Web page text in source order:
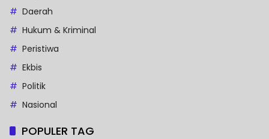
Daerah
Hukum & Kriminal
Peristiwa
Ekbis
Politik
Nasional
POPULER TAG